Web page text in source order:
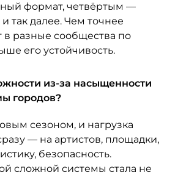
формат, четвёртым —
так далее. Чем точнее
в разные сообщества по
его устойчивость.
из-за насыщенности
городов?
сезоном, и нагрузка
— на артистов, площадки,
безопасность.
сложной системы стала не